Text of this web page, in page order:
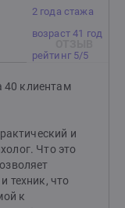
2 года стажа
возраст 41 год
рейтинг 5/5
40 клиентам
и
Что это
техник, что
к